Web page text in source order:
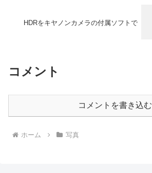
HDRをキヤノンカメラの付属ソフトで
コメント
コメントを書き込む
ホーム 写真